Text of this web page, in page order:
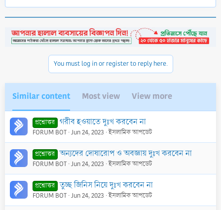
t
i
You must log in or register to reply here.
Similar content Most view View more
প্রশ্নোত্তর গরীব হওয়াতে দুঃখ করবেন না
FORUM BOT Jun 24, 2023 ইসলামিক আপডেট
প্রশ্নোত্তর অন্যদের দোষারোপ ও অবজ্ঞায় দুঃখ করবেন না
FORUM BOT Jun 24, 2023 ইসলামিক আপডেট
প্রশ্নোত্তর তুচ্ছ জিনিস নিয়ে দুঃখ করবেন না
FORUM BOT Jun 24, 2023 ইসলামিক আপডেট